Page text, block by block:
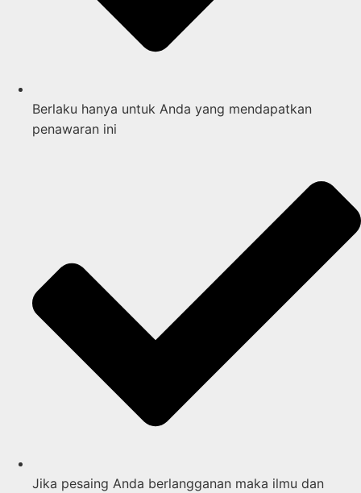
Berlaku hanya untuk Anda yang mendapatkan
penawaran ini
Jika pesaing Anda berlangganan maka ilmu dan